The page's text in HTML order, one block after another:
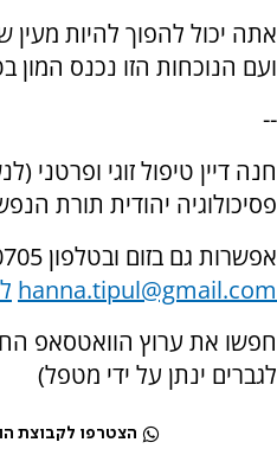
אתה יכול להפוך להיות מעין
ועם הנוכחות הזו נכנס המון
--
חנה דיין טיפול זוגי ופרטני
פסיכולוגיה יהודית תורת
אפשרות גם בזום ובטלפון
hanna.tipul@gmail.com
חפשו את ערוץ הוואטסאפ
לגברים ינתן על ידי מטפל)
הצטרפו לקבוצת